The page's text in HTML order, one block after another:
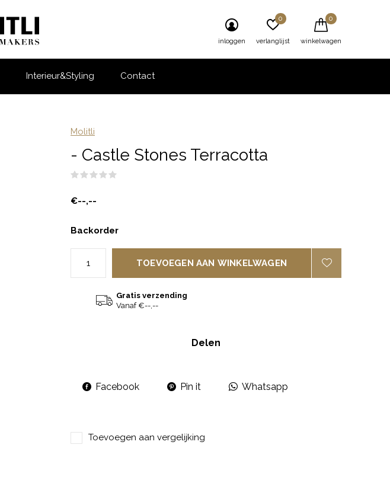
Interieur&Styling Contact
inloggen verlanglijst
0
winkelwagen
0
Molitli
- Castle Stones Terracotta
€--,--
Backorder
TOEVOEGEN AAN WINKELWAGEN
Gratis verzending
Vanaf €--,--
Delen
Facebook Pin it Whatsapp
Toevoegen aan vergelijking